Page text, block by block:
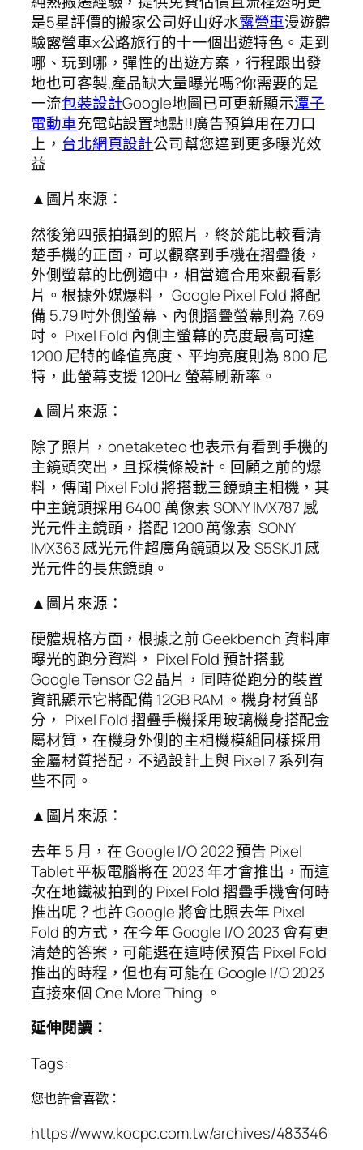
是5星評價的搬家公司好山好水露營車漫遊體
驗露營車x公路旅行的十一個出遊特色。走到
哪、玩到哪，彈性的出遊方案，行程跟出發
地也可客製,產品缺大量曝光嗎?你需要的是
一流包裝設計Google地圖已可更新顯示潭子
電動車充電站設置地點!!廣告預算用在刀口
上， 台北網頁設計公司幫您達到更多曝光效
益
▲圖片來源：
然後第四張拍攝到的照片，終於能比較看清
楚手機的正面，可以觀察到手機在摺疊後，
外側螢幕的比例適中，相當適合用來觀看影
片。根據外媒爆料， Google Pixel Fold 將配
備 5.79 吋外側螢幕、內側摺疊螢幕則為 7.69
吋。 Pixel Fold 內側主螢幕的亮度最高可達
1200 尼特的峰值亮度、平均亮度則為 800 尼
特，此螢幕支援 120Hz 螢幕刷新率。
▲圖片來源：
除了照片，onetaketeo 也表示有看到手機的
主鏡頭突出，且採橫條設計。回顧之前的爆
料，傳聞 Pixel Fold 將搭載三鏡頭主相機，其
中主鏡頭採用 6400 萬像素 SONY IMX787 感
光元件主鏡頭，搭配 1200 萬像素 SONY
IMX363 感光元件超廣角鏡頭以及 S5SKJ1 感
光元件的長焦鏡頭。
▲圖片來源：
硬體規格方面，根據之前 Geekbench 資料庫
曝光的跑分資料， Pixel Fold 預計搭載
Google Tensor G2 晶片，同時從跑分的裝置
資訊顯示它將配備 12GB RAM 。機身材質部
分， Pixel Fold 摺疊手機採用玻璃機身搭配金
屬材質，在機身外側的主相機模組同樣採用
金屬材質搭配，不過設計上與 Pixel 7 系列有
些不同。
▲圖片來源：
去年 5 月，在 Google I/O 2022 預告 Pixel
Tablet 平板電腦將在 2023 年才會推出，而這
次在地鐵被拍到的 Pixel Fold 摺疊手機會何時
推出呢？也許 Google 將會比照去年 Pixel
Fold 的方式，在今年 Google I/O 2023 會有更
清楚的答案，可能選在這時候預告 Pixel Fold
推出的時程，但也有可能在 Google I/O 2023
直接來個 One More Thing 。
延伸閱讀：
Tags:
您也許會喜歡：
https://www.kocpc.com.tw/archives/483346